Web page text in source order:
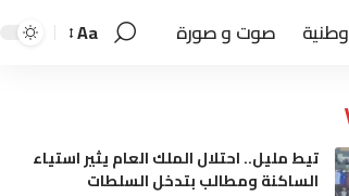
وطنية صوت و صورة Aa
تيط مليل.. احتلال الملك العام يثير استياء
الساكنة ومطالب بتدخل السلطات